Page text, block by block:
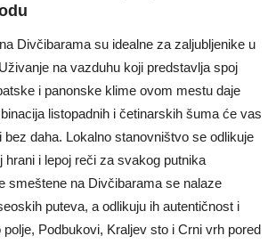
Divčibarama su idealne za zaljubljenike u
na vazduhu koji predstavlja spoj
i panonske klime ovom mestu daje
listopadnih i četinarskih šuma će vas
bez daha. Lokalno stanovništvo se odlikuje
hrani i lepoj reči za svakog putnika
smeštene na Divčibarama se nalaze
puteva, a odlikuju ih autentičnost i
polje, Podbukovi, Kraljev sto i Crni vrh pored